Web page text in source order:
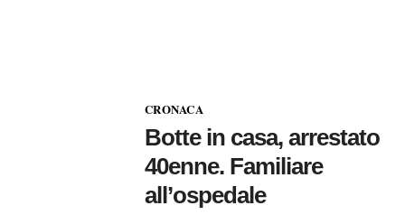
CRONACA
Botte in casa, arrestato
40enne. Familiare
all’ospedale